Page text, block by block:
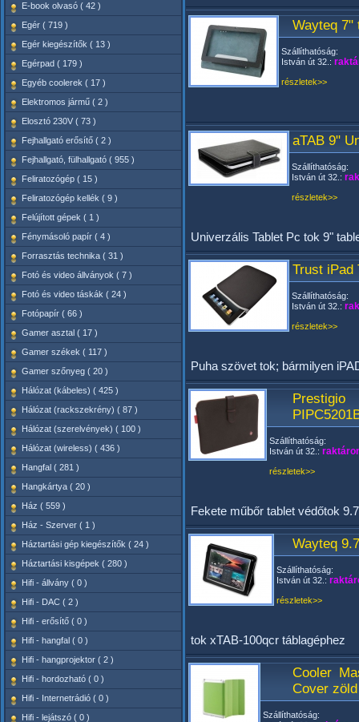
E-book olvasó ( 42 )
Egér ( 719 )
Egér kiegészítők ( 13 )
Egérpad ( 179 )
Egyéb coolerek ( 17 )
Elektromos jármű ( 2 )
Elosztó 230V ( 73 )
Fejhallgató erősítő ( 2 )
Fejhallgató, fülhallgató ( 955 )
Feliratozógép ( 15 )
Feliratozógép kellék ( 9 )
Felújított gépek ( 1 )
Fénymásoló papír ( 4 )
Forrasztás technika ( 31 )
Fotó és video állványok ( 7 )
Fotó és video táskák ( 24 )
Fotópapír ( 66 )
Gamer asztal ( 17 )
Gamer székek ( 117 )
Gamer szőnyeg ( 20 )
Hálózat (kábeles) ( 425 )
Hálózat (rackszekrény) ( 87 )
Hálózat (szerelvények) ( 100 )
Hálózat (wireless) ( 436 )
Hangfal ( 281 )
Hangkártya ( 20 )
Ház ( 559 )
Ház - Szerver ( 1 )
Háztartási gép kiegészítők ( 24 )
Háztartási kisgépek ( 280 )
Hifi - állvány ( 0 )
Hifi - DAC ( 2 )
Hifi - erősítő ( 0 )
Hifi - hangfal ( 0 )
Hifi - hangprojektor ( 2 )
Hifi - hordozható ( 0 )
Hifi - Internetrádió ( 0 )
Hifi - lejátszó ( 0 )
Wayteq 7"
Szállíthatóság:
István út 32.:
részletek>>
aTAB 9"
Szállíthatóság:
István út 32.:
részletek>>
Univerzális Tablet Pc tok 9"
Trust iPad
Szállíthatóság:
István út 32.:
részletek>>
Puha szövet tok; bármilyen
Szállíthatóság:
István út 32.:
részletek>>
Fekete műbőr tablet védőtok
Wayteq
Szállíthatóság:
István út 32.:
részletek>>
tok xTAB-100qcr táblagéphez
Cooler
Cover zöld
Szállíthatóság: